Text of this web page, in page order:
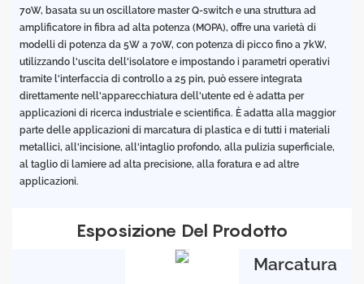
70W, basata su un oscillatore master Q-switch e una struttura ad
amplificatore in fibra ad alta potenza (MOPA), offre una varietà di
modelli di potenza da 5W a 70W, con potenza di picco fino a 7kW,
utilizzando l'uscita dell'isolatore e impostando i parametri operativi
tramite l'interfaccia di controllo a 25 pin, può essere integrata
direttamente nell'apparecchiatura dell'utente ed è adatta per
applicazioni di ricerca industriale e scientifica. È adatta alla maggior
parte delle applicazioni di marcatura di plastica e di tutti i materiali
metallici, all'incisione, all'intaglio profondo, alla pulizia superficiale,
al taglio di lamiere ad alta precisione, alla foratura e ad altre
applicazioni.
Esposizione Del Prodotto
Marcatura